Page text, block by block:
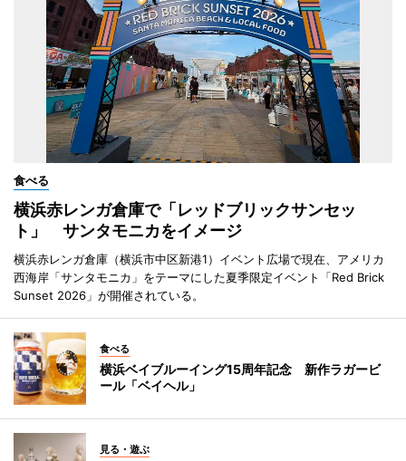
食べる
横浜赤レンガ倉庫で「レッドブリックサンセッ
ト」 サンタモニカをイメージ
横浜赤レンガ倉庫（横浜市中区新港1）イベント広場で現在、アメリカ
西海岸「サンタモニカ」をテーマにした夏季限定イベント「Red Brick
Sunset 2026」が開催されている。
食べる
横浜ベイブルーイング15周年記念 新作ラガービ
ール「ベイヘル」
見る・遊ぶ